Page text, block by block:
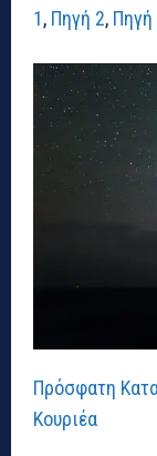
1, Πηγή 2, Πηγή
Πρόσφατη
Κουριέα